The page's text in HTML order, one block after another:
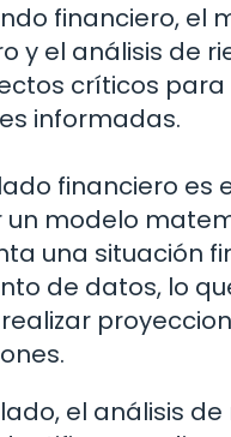
financiero, el
y el análisis de
críticos
informadas.
financiero es
un modelo
una situación
de datos, lo
el análisis de